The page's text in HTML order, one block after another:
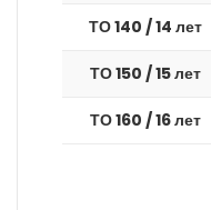
ТО 140 / 14 лет
ТО 150 / 15 лет
ТО 160 / 16 лет